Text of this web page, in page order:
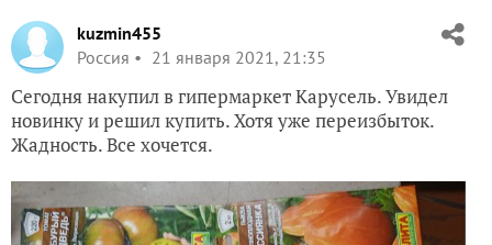
kuzmin455
Россия
21 января 2021, 21:35
Сегодня накупил в гипермаркет Карусель. Увидел
новинку и решил купить. Хотя уже переизбыток.
Жадность. Все хочется.